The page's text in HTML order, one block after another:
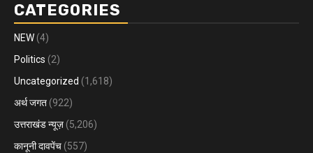
CATEGORIES
NEW (4)
Politics (2)
Uncategorized (1,618)
अर्थ जगत (922)
उत्तराखंड न्यूज़ (5,206)
कानूनी दावपेंच (557)